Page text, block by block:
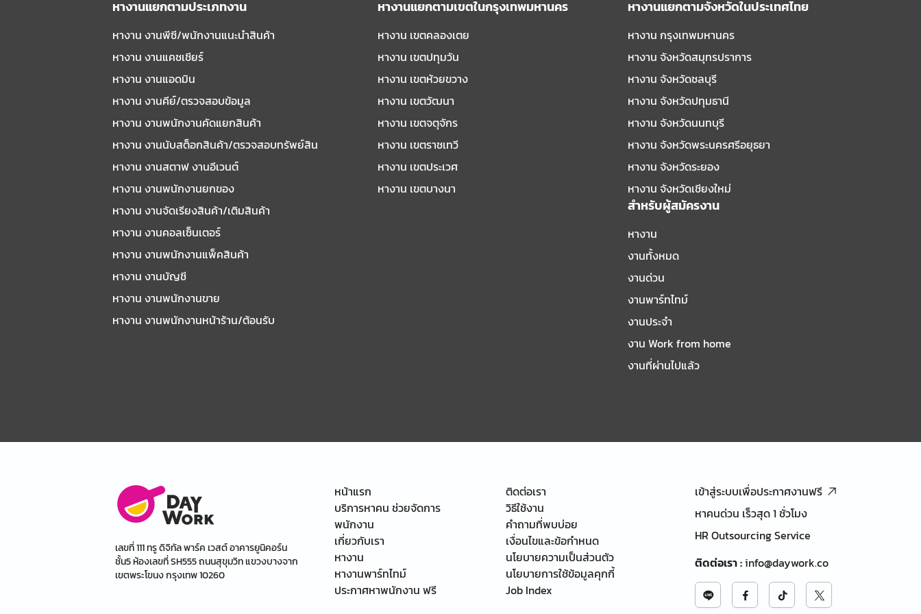
หางานแยกตามประเภทงาน
หางาน งานพีซี/พนักงานแนะนําสินค้า
หางาน งานแคชเชียร์
หางาน งานแอดมิน
หางาน งานคีย์/ตรวจสอบข้อมูล
หางาน งานพนักงานคัดแยกสินค้า
หางาน งานนับสต็อกสินค้า/ตรวจสอบทรัพย์สิน
หางาน งานสตาฟ งานอีเวนต์
หางาน งานพนักงานยกของ
หางาน งานจัดเรียงสินค้า/เติมสินค้า
หางาน งานคอลเซ็นเตอร์
หางาน งานพนักงานแพ็คสินค้า
หางาน งานบัญชี
หางาน งานพนักงานขาย
หางาน งานพนักงานหน้าร้าน/ต้อนรับ
หางานแยกตามเขตในกรุงเทพมหานคร
หางาน เขตคลองเตย
หางาน เขตปทุมวัน
หางาน เขตห้วยขวาง
หางาน เขตวัฒนา
หางาน เขตจตุจักร
หางาน เขตราชเทวี
หางาน เขตประเวศ
หางาน เขตบางนา
หางานแยกตามจังหวัดในประเทศไทย
หางาน กรุงเทพมหานคร
หางาน จังหวัดสมุทรปราการ
หางาน จังหวัดชลบุรี
หางาน จังหวัดปทุมธานี
หางาน จังหวัดนนทบุรี
หางาน จังหวัดพระนครศรีอยุธยา
หางาน จังหวัดระยอง
หางาน จังหวัดเชียงใหม่
สำหรับผู้สมัครงาน
หางาน
งานทั้งหมด
งานด่วน
งานพาร์ทไทม์
งานประจำ
งาน Work from home
งานที่ผ่านไปแล้ว
เลขที่ 111 ทรู ดิจิทัล พาร์ค เวสต์ อาคารยูนิคอร์น
ชั้น5 ห้องเลขที่ SH555 ถนนสุขุมวิท แขวงบางจาก
เขตพระโขนง กรุงเทพ 10260
หน้าแรก
บริการหาคน ช่วยจัดการ
พนักงาน
เกี่ยวกับเรา
หางาน
หางานพาร์ทไทม์
ประกาศหาพนักงาน ฟรี
ติดต่อเรา
วิธีใช้งาน
คำถามที่พบบ่อย
เงื่อนไขและข้อกำหนด
นโยบายความเป็นส่วนตัว
นโยบายการใช้ข้อมูลคุกกี้
Job Index
เข้าสู่ระบบเพื่อประกาศงานฟรี
หาคนด่วน เร็วสุด 1 ชั่วโมง
HR Outsourcing Service
ติดต่อเรา:info@daywork.co